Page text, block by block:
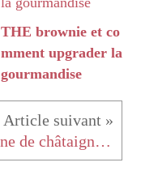
THE brownie et co
mment upgrader la
gourmandise
Pancakes à la farine de châtaigne et à l'estragon